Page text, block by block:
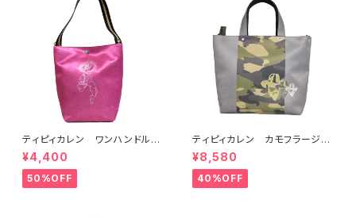
ティピィカレン ワンハンドルバ
タフライピンクグリッター2WAY
バゲットバッグ
¥4,400
50%OFF
ティピィカレン カモフラージュ
柄スクエア2WAYバッグ
¥8,580
40%OFF